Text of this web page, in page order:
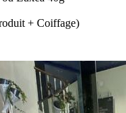
+ Coiffage)